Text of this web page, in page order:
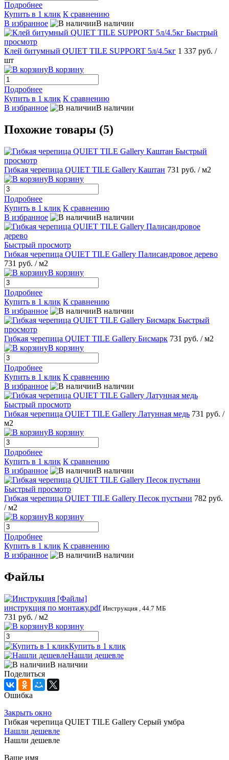
Подробнее
Купить в 1 клик К сравнению
В избранное
В наличии
Быстрый
просмотр
Клей битумный QUIET TILE SUPPORT 5л/4.5кг 1 337 руб. /
шт
В корзину
Подробнее
Купить в 1 клик К сравнению
В избранное
В наличии
Похожие товары (5)
Быстрый
просмотр
Гибкая черепица QUIET TILE Gallery Каштан 731 руб. / м2
В корзину
Подробнее
Купить в 1 клик К сравнению
В избранное
В наличии
Быстрый просмотр
Гибкая черепица QUIET TILE Gallery Палисандровое дерево
731 руб. / м2
В корзину
Подробнее
Купить в 1 клик К сравнению
В избранное
В наличии
Быстрый
просмотр
Гибкая черепица QUIET TILE Gallery Бисмарк 731 руб. / м2
В корзину
Подробнее
Купить в 1 клик К сравнению
В избранное
В наличии
Быстрый просмотр
Гибкая черепица QUIET TILE Gallery Латунная медь 731 руб. /
м2
В корзину
Подробнее
Купить в 1 клик К сравнению
В избранное
В наличии
Быстрый просмотр
Гибкая черепица QUIET TILE Gallery Песок пустыни 782 руб.
/ м2
В корзину
Подробнее
Купить в 1 клик К сравнению
В избранное
В наличии
Файлы
инструкция по монтажу.pdf Инструкция , 44.7 МБ
731 руб. / м2
В корзину
Купить в 1 клик
Нашли дешевле
В наличии
Поделиться
Ошибка
Закрыть окно
Гибкая черепица QUIET TILE Gallery Серый умбра
Нашли дешевле
Нашли дешевле
Ваше имя